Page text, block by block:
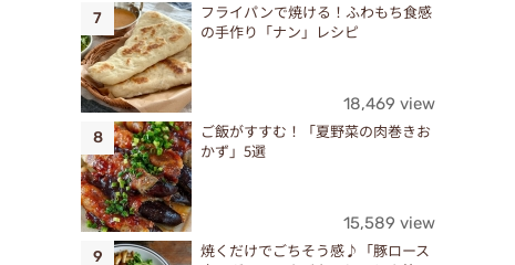
フライパンで焼ける！ふわもち食感
の手作り「ナン」レシピ
18,469 view
ご飯がすすむ！「夏野菜の肉巻きお
かず」5選
15,589 view
焼くだけでごちそう感♪「豚ロース